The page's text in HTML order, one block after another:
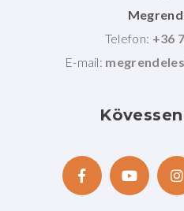
Telefon: +36
E-mail:
Kövessen